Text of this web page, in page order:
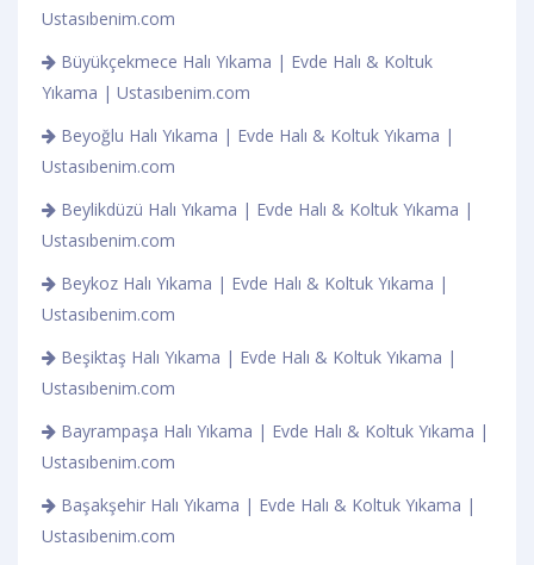
Ustasıbenim.com
Büyükçekmece Halı Yıkama | Evde Halı & Koltuk
Yıkama | Ustasıbenim.com
Beyoğlu Halı Yıkama | Evde Halı & Koltuk Yıkama |
Ustasıbenim.com
Beylikdüzü Halı Yıkama | Evde Halı & Koltuk Yıkama |
Ustasıbenim.com
Beykoz Halı Yıkama | Evde Halı & Koltuk Yıkama |
Ustasıbenim.com
Beşiktaş Halı Yıkama | Evde Halı & Koltuk Yıkama |
Ustasıbenim.com
Bayrampaşa Halı Yıkama | Evde Halı & Koltuk Yıkama |
Ustasıbenim.com
Başakşehir Halı Yıkama | Evde Halı & Koltuk Yıkama |
Ustasıbenim.com